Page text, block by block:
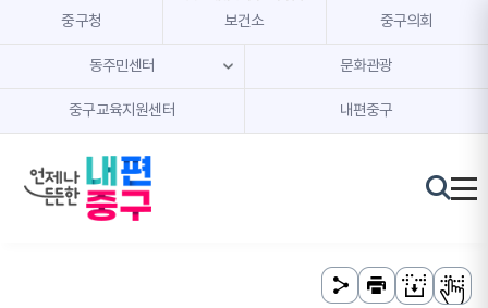
본문 내용 바로가기
주메뉴 바로가기
중구청 보건소 중구의회
동주민센터 문화관광
중구교육지원센터 내편중구